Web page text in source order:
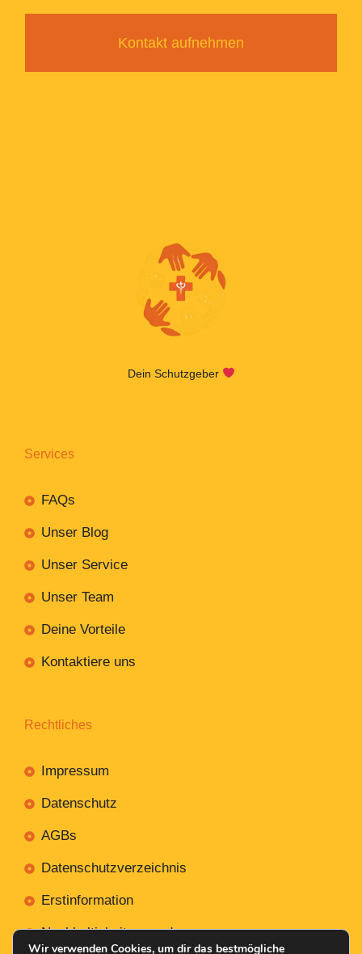
Kontakt aufnehmen
Dein Schutzgeber
Services
FAQs
Unser Blog
Unser Service
Unser Team
Deine Vorteile
Kontaktiere uns
Rechtliches
Impressum
Datenschutz
AGBs
Datenschutzverzeichnis
Erstinformation
Nachhaltigkeitsverordnung
Wir verwenden Cookies, um dir das bestmögliche